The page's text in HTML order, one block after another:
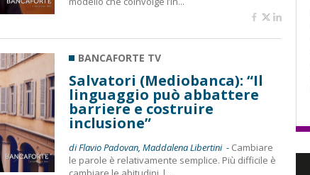
BANCAFORTE TV
Salvatori (Mediobanca): “Il
linguaggio può abbattere
barriere e costruire
inclusione”
di Flavio Padovan, Maddalena Libertini - Cambiare
le parole è relativamente semplice. Più difficile è